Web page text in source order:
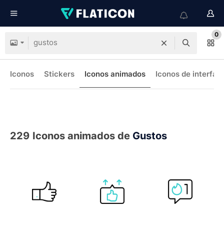
0
Iconos Stickers Iconos animados Iconos de interfaz
229 Iconos animados de Gustos